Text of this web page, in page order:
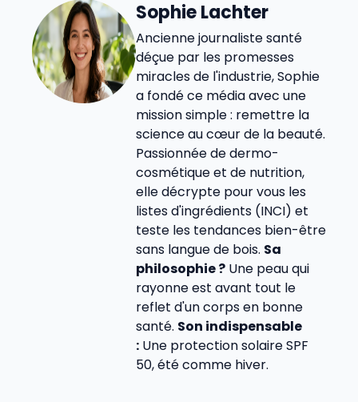
Sophie Lachter
Ancienne journaliste santé
déçue par les promesses
miracles de l'industrie, Sophie
a fondé ce média avec une
mission simple : remettre la
science au cœur de la beauté.
Passionnée de dermo-
cosmétique et de nutrition,
elle décrypte pour vous les
listes d'ingrédients (INCI) et
teste les tendances bien-être
sans langue de bois. Sa
philosophie ? Une peau qui
rayonne est avant tout le
reflet d'un corps en bonne
santé. Son indispensable
: Une protection solaire SPF
50, été comme hiver.